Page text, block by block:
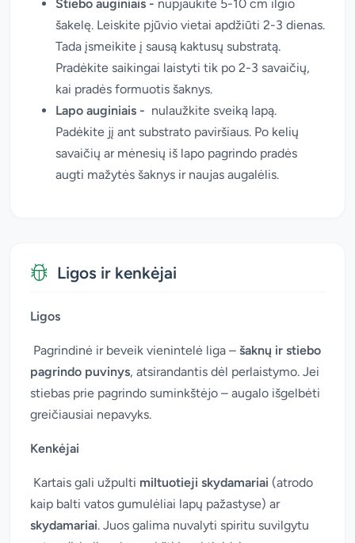
Stiebo auginiais - nupjaukite 5-10 cm ilgio
šakelę. Leiskite pjūvio vietai apdžiūti 2-3 dienas.
Tada įsmeikite į sausą kaktusų substratą.
Pradėkite saikingai laistyti tik po 2-3 savaičių,
kai pradės formuotis šaknys.
Lapo auginiais - nulaužkite sveiką lapą.
Padėkite jį ant substrato paviršiaus. Po kelių
savaičių ar mėnesių iš lapo pagrindo pradės
augti mažytės šaknys ir naujas augalėlis.
Ligos ir kenkėjai
Ligos
Pagrindinė ir beveik vienintelė liga – šaknų ir stiebo
pagrindo puvinys, atsirandantis dėl perlaistymo. Jei
stiebas prie pagrindo suminkštėjo – augalo išgelbėti
greičiausiai nepavyks.
Kenkėjai
Kartais gali užpulti miltuotieji skydamariai (atrodo
kaip balti vatos gumulėliai lapų pažastyse) ar
skydamariai. Juos galima nuvalyti spiritu suvilgytu